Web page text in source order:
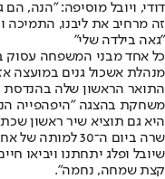
דודי, ויובל מוסיפה: "הנה,
זה מרחיב את ליבנו, התמיכה
"גאה בילדה שלי"
כל אחד מבני המשפחה עסוק
מנהלת אשכול גנים במועצה
התואר הראשון שלה בהנדסת
משחקת בהצגה "היפהפייה
היא גם תוציא שיר ראשון
שרה ביום ה־30
שיובל ופלג יתחתנו ויביאו
קצת שמחה, נחמה".